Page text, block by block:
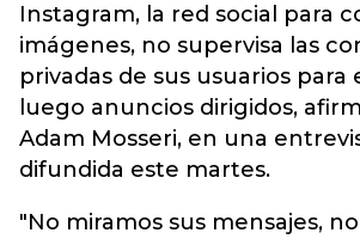
Instagram, la red social para
imágenes, no supervisa las
privadas de sus usuarios para
luego anuncios dirigidos,
Adam Mosseri, en una
difundida este martes.
"No miramos sus mensajes,